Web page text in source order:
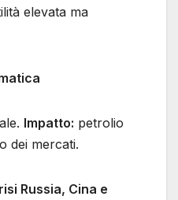
elevata ma
Impatto: petrolio
dei mercati.
Russia, Cina e